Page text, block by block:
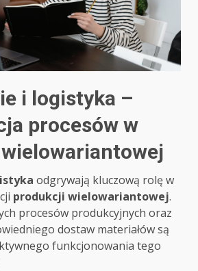
i logistyka –
procesów w
odgrywają kluczową rolę w
produkcji wielowariantowej.
procesów produkcyjnych oraz
dostaw materiałów są
funkcjonowania tego